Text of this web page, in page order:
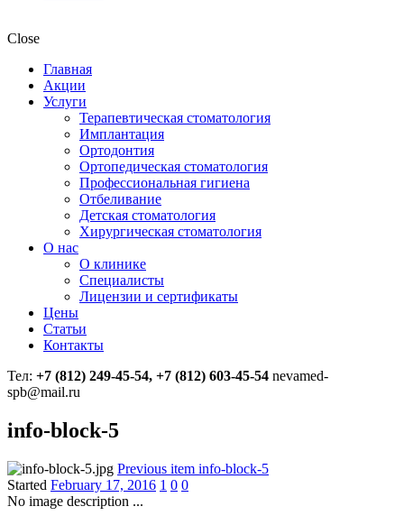
Close
Главная
Акции
Услуги
Терапевтическая стоматология
Имплантация
Ортодонтия
Ортопедическая стоматология
Профессиональная гигиена
Отбеливание
Детская стоматология
Хирургическая стоматология
О нас
О клинике
Специалисты
Лицензии и сертификаты
Цены
Статьи
Контакты
Тел: +7 (812) 249-45-54, +7 (812) 603-45-54 nevamed-
spb@mail.ru
info-block-5
Previous item info-block-5
Started February 17, 2016 1 0 0
No image description ...